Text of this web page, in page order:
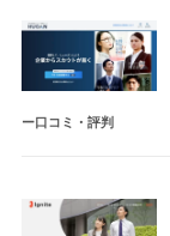
ー口コミ・評判